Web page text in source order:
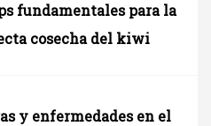
fundamentales para la
cosecha del kiwi
y enfermedades en el